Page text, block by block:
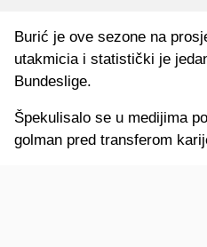
Burić je ove sezone na
utakmicia i statistički je
Bundeslige.
Špekulisalo se u medijima
golman pred transferom